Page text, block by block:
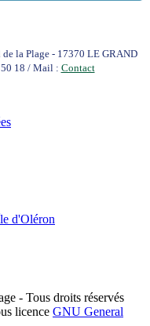
la Plage - 17370 LE GRAND
18 / Mail : Contact
d'Oléron
- Tous droits réservés
licence GNU General